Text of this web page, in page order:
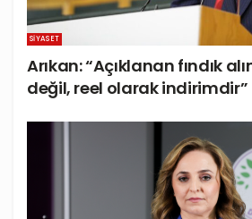
SIYASET
Arıkan: “Açıklanan fındık
değil, reel olarak indirimdir”